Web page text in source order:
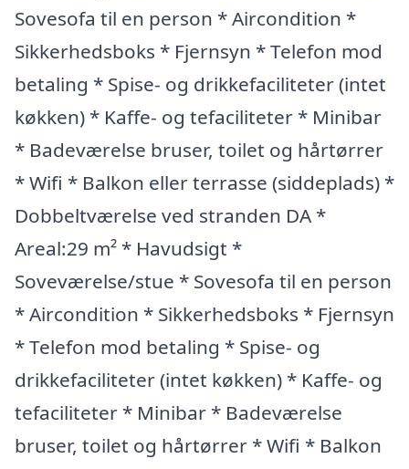
Sovesofa til en person * Aircondition *
Sikkerhedsboks * Fjernsyn * Telefon mod
betaling * Spise- og drikkefaciliteter (intet
køkken) * Kaffe- og tefaciliteter * Minibar
* Badeværelse bruser, toilet og hårtørrer
* Wifi * Balkon eller terrasse (siddeplads) *
Dobbeltværelse ved stranden DA *
Areal:29 m² * Havudsigt *
Soveværelse/stue * Sovesofa til en person
* Aircondition * Sikkerhedsboks * Fjernsyn
* Telefon mod betaling * Spise- og
drikkefaciliteter (intet køkken) * Kaffe- og
tefaciliteter * Minibar * Badeværelse
bruser, toilet og hårtørrer * Wifi * Balkon